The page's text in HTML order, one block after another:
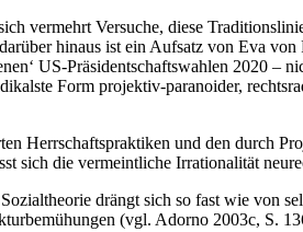
vermehrt Versuche, diese
hinaus ist ein Aufsatz von Eva
US-Präsidentschaftswahlen 2020 –
Form projektiv-paranoider,
Herrschaftspraktiken und den durch
sich die vermeintliche Irrationalität
drängt sich so fast wie von
(vgl. Adorno 2003c, S.